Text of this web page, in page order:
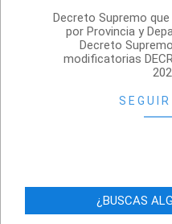
Decreto Supremo
por Provincia y
Decreto
modificatorias
¿BUSCAS